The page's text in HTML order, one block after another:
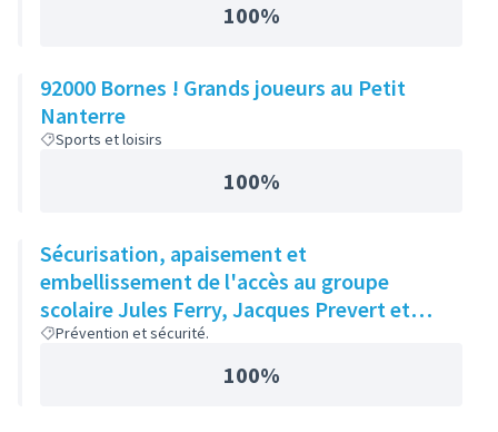
100%
92000 Bornes ! Grands joueurs au Petit
Nanterre
Sports et loisirs
100%
Sécurisation, apaisement et
embellissement de l'accès au groupe
scolaire Jules Ferry, Jacques Prevert et
Moulin des Gibets
Prévention et sécurité.
100%